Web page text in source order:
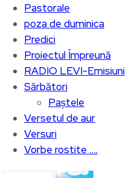
Pastorale
poza de duminica
Predici
Proiectul Împreună
RADIO LEVI-Emisiuni
Sărbători
Paștele
Versetul de aur
Versuri
Vorbe rostite ….